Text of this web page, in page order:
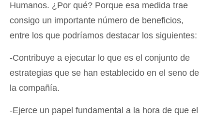
Humanos. ¿Por qué? Porque esa medida trae
consigo un importante número de beneficios,
entre los que podríamos destacar los siguientes:
-Contribuye a ejecutar lo que es el conjunto de
estrategias que se han establecido en el seno de
la compañía.
-Ejerce un papel fundamental a la hora de que el